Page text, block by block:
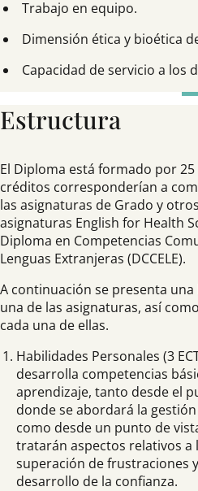
Trabajo en equipo.
Dimensión ética y bioética
Capacidad de servicio a los
Estructura
El Diploma está formado por 25
créditos corresponderían a
las asignaturas de Grado y
asignaturas English for Health
Diploma en Competencias
Lenguas Extranjeras (DCCELE).
A continuación se presenta
una de las asignaturas, así
cada una de ellas.
Habilidades Personales (3
desarrolla competencias
aprendizaje, tanto desde el
donde se abordará la
como desde un punto de
tratarán aspectos relativos a
superación de frustraciones
desarrollo de la confianza.